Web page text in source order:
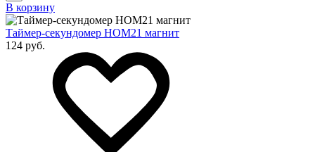
В корзину
Таймер-секундомер HOM21 магнит
124 руб.